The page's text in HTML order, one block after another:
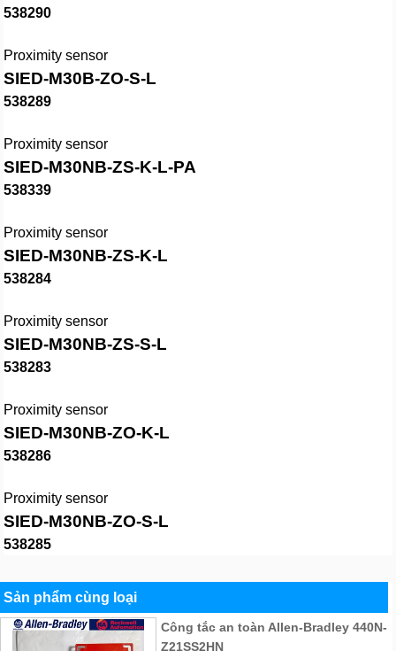
538290
Proximity sensor
SIED-M30B-ZO-S-L
538289
Proximity sensor
SIED-M30NB-ZS-K-L-PA
538339
Proximity sensor
SIED-M30NB-ZS-K-L
538284
Proximity sensor
SIED-M30NB-ZS-S-L
538283
Proximity sensor
SIED-M30NB-ZO-K-L
538286
Proximity sensor
SIED-M30NB-ZO-S-L
538285
Sản phẩm cùng loại
Công tắc an toàn Allen-Bradley 440N-
Z21SS2HN